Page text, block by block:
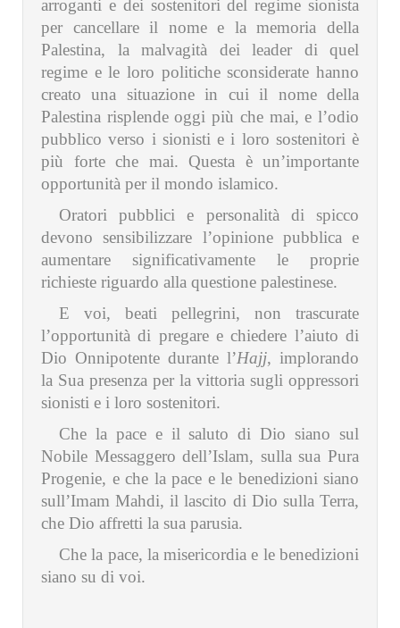
arroganti e dei sostenitori del regime sionista
per cancellare il nome e la memoria della
Palestina, la malvagità dei leader di quel
regime e le loro politiche sconsiderate hanno
creato una situazione in cui il nome della
Palestina risplende oggi più che mai, e l’odio
pubblico verso i sionisti e i loro sostenitori è
più forte che mai. Questa è un’importante
opportunità per il mondo islamico.
Oratori pubblici e personalità di spicco
devono sensibilizzare l’opinione pubblica e
aumentare significativamente le proprie
richieste riguardo alla questione palestinese.
E voi, beati pellegrini, non trascurate
l’opportunità di pregare e chiedere l’aiuto di
Dio Onnipotente durante l’Hajj, implorando
la Sua presenza per la vittoria sugli oppressori
sionisti e i loro sostenitori.
Che la pace e il saluto di Dio siano sul
Nobile Messaggero dell’Islam, sulla sua Pura
Progenie, e che la pace e le benedizioni siano
sull’Imam Mahdi, il lascito di Dio sulla Terra,
che Dio affretti la sua parusia.
Che la pace, la misericordia e le benedizioni
siano su di voi.